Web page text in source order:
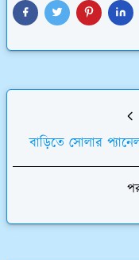
বাড়িতে সোলার